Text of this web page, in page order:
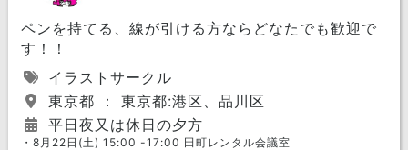
ペンを持てる、線が引ける方ならどなたでも歓迎で
す！！
イラストサークル
東京都 ： 東京都:港区、品川区
平日夜又は休日の夕方
・8月22日(土) 15:00 -17:00 田町レンタル会議室